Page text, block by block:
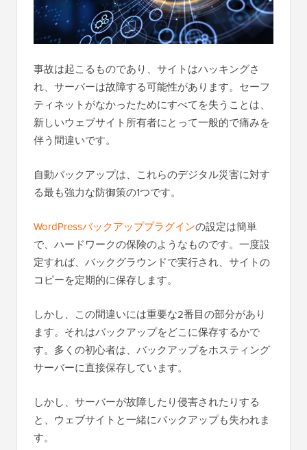
事故は起こるものであり、サイトはハッキングさ
れ、サーバーは故障する可能性があります。セーフ
ティネットがなかったためにすべてを失うことは、
新しいウェブサイト所有者にとって一般的で痛みを
伴う間違いです。
自動バックアップは、これらのデジタル災害に対す
る最も強力な防御策の1つです。
WordPressバックアッププラグインの設定は簡単
で、ハードワークの保険のようなものです。一度設
定すれば、バックグラウンドで実行され、サイトの
コピーを定期的に保存します。
しかし、この間違いには重要な2番目の部分があり
ます。それはバックアップをどこに保存するかで
す。多くの初心者は、バックアップをホスティング
サーバーに直接保存しています。
しかし、サーバーが故障したり侵害されたりする
と、ウェブサイトと一緒にバックアップも失われま
す。